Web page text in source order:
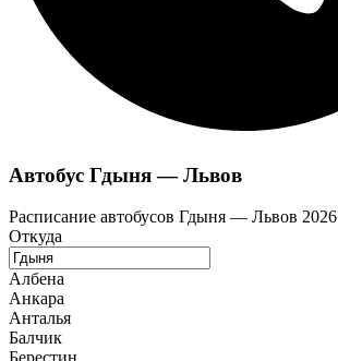
Автобус Гдыня — Львов
Расписание автобусов Гдыня — Львов 2026
Откуда
Албена
Анкара
Анталья
Балчик